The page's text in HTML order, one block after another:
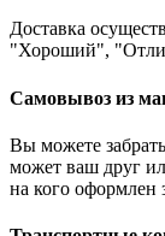
Доставка
"Хороший",
Самовывоз из
Вы можете
может ваш друг
на кого оформлен